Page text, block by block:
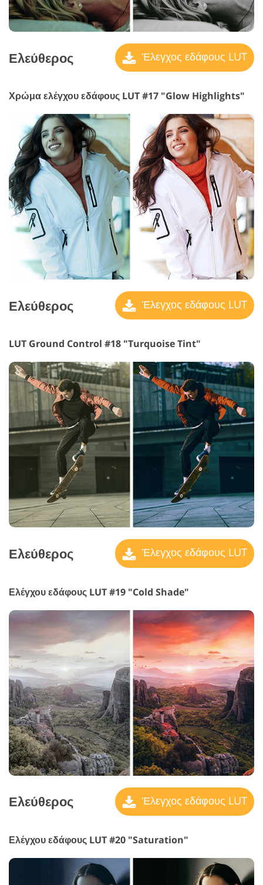
Ελεύθερος Έλεγχος εδάφους LUT
Χρώμα ελέγχου εδάφους LUT #17 "Glow Highlights"
Ελεύθερος Έλεγχος εδάφους LUT
LUT Ground Control #18 "Turquoise Tint"
Ελεύθερος Έλεγχος εδάφους LUT
Ελέγχου εδάφους LUT #19 "Cold Shade"
Ελεύθερος Έλεγχος εδάφους LUT
Ελέγχου εδάφους LUT #20 "Saturation"